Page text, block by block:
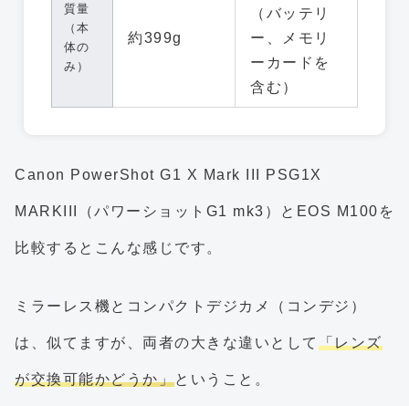
質量
（本
体の
み）
約399g
（バッテリ
ー、メモリ
ーカードを
含む）
Canon PowerShot G1 X Mark III PSG1X
MARKIII（パワーショットG1 mk3）とEOS M100を
比較するとこんな感じです。
ミラーレス機とコンパクトデジカメ（コンデジ）
は、似てますが、両者の大きな違いとして 「レンズ
が交換可能かどうか」ということ。